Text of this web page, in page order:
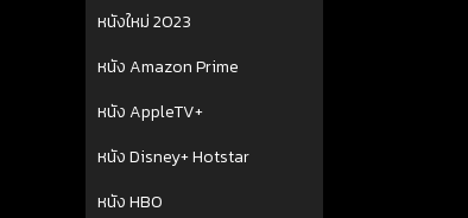
หนังใหม่ 2023
หนัง Amazon Prime
หนัง AppleTV+
หนัง Disney+ Hotstar
หนัง HBO